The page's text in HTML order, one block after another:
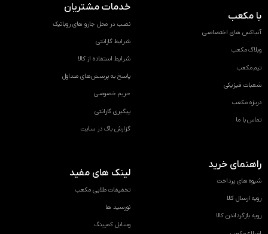
با مکعب
آنباکس های اختصاصی
وبلاگ مکعب
تیم مکعب
شعبات فیزیکی
درباره مکعب
تماس با ما
خدمات مشتریان
نصب در محل جارو های روباتیک
شرایط گارانتی
شرایط استفاده از کالا
پاسخ به پرسش‌های متداول
حریم خصوصی
پیگیری گارانتی
گزارش باگ در سایت
راهنمای خرید
شیوه های پرداخت
رویه ارسال کالا
رویه بازگرداندن کالا
لینک های مفید
تخفیفات طلایی مکعب
نورسید ها
وسایل کمپینگ